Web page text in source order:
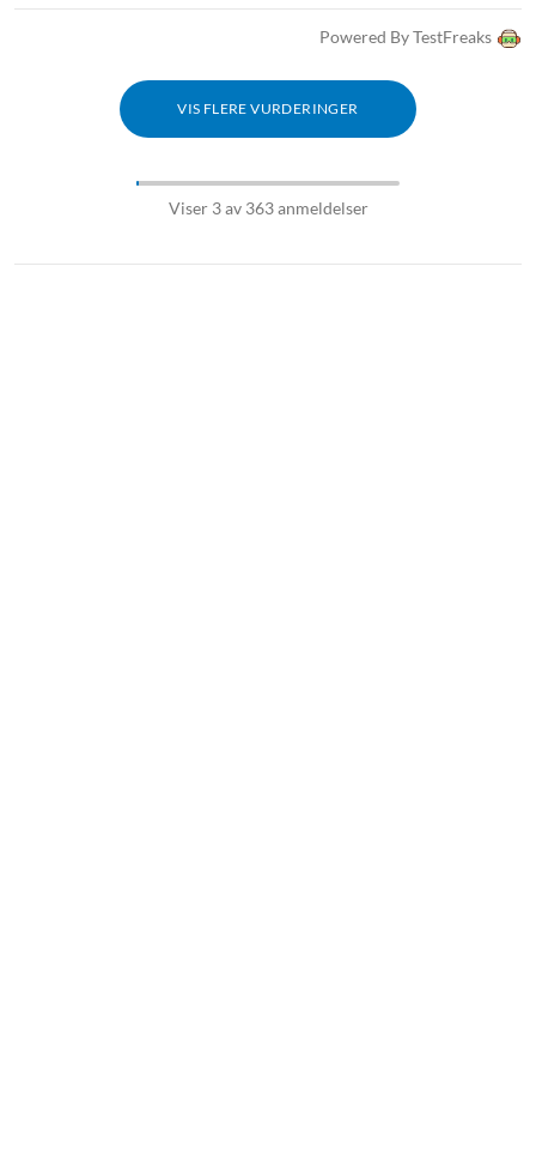
Powered By TestFreaks
VIS FLERE VURDERINGER
Viser 3 av 363 anmeldelser